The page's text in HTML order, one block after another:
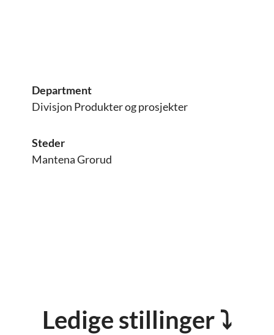
Department
Divisjon Produkter og prosjekter
Steder
Mantena Grorud
Ledige stillinger ⤵